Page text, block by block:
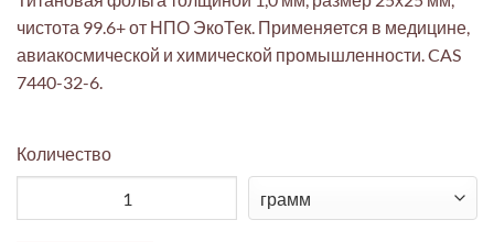
чистота 99.6+ от НПО ЭкоТек. Применяется в медицине,
авиакосмической и химической промышленности. CAS
7440-32-6.
Количество